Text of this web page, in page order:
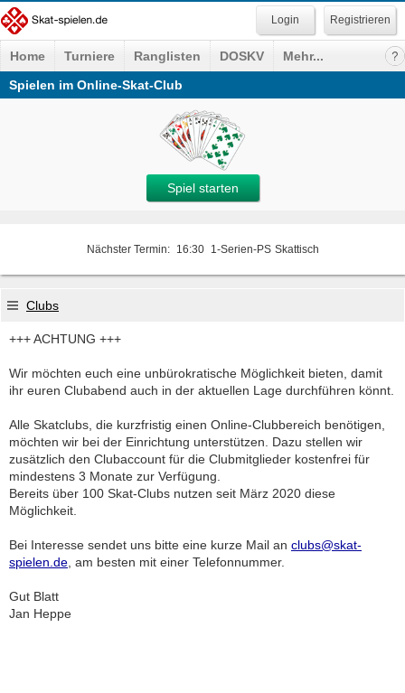
Registrieren
Home Turniere Ranglisten DOSKV
Mehr...
Spielen im Online-Skat-Club
Spiel starten
Nächster Termin: 16:30 1-Serien-PS Skattisch
Clubs
+++ ACHTUNG +++
Wir möchten euch eine unbürokratische Möglichkeit bieten, damit
ihr euren Clubabend auch in der aktuellen Lage durchführen könnt.
Alle Skatclubs, die kurzfristig einen Online-Clubbereich benötigen,
möchten wir bei der Einrichtung unterstützen. Dazu stellen wir
zusätzlich den Clubaccount für die Clubmitglieder kostenfrei für
mindestens 3 Monate zur Verfügung.
Bereits über 100 Skat-Clubs nutzen seit März 2020 diese
Möglichkeit.
Bei Interesse sendet uns bitte eine kurze Mail an clubs@skat-
spielen.de , am besten mit einer Telefonnummer.
Gut Blatt
Jan Heppe